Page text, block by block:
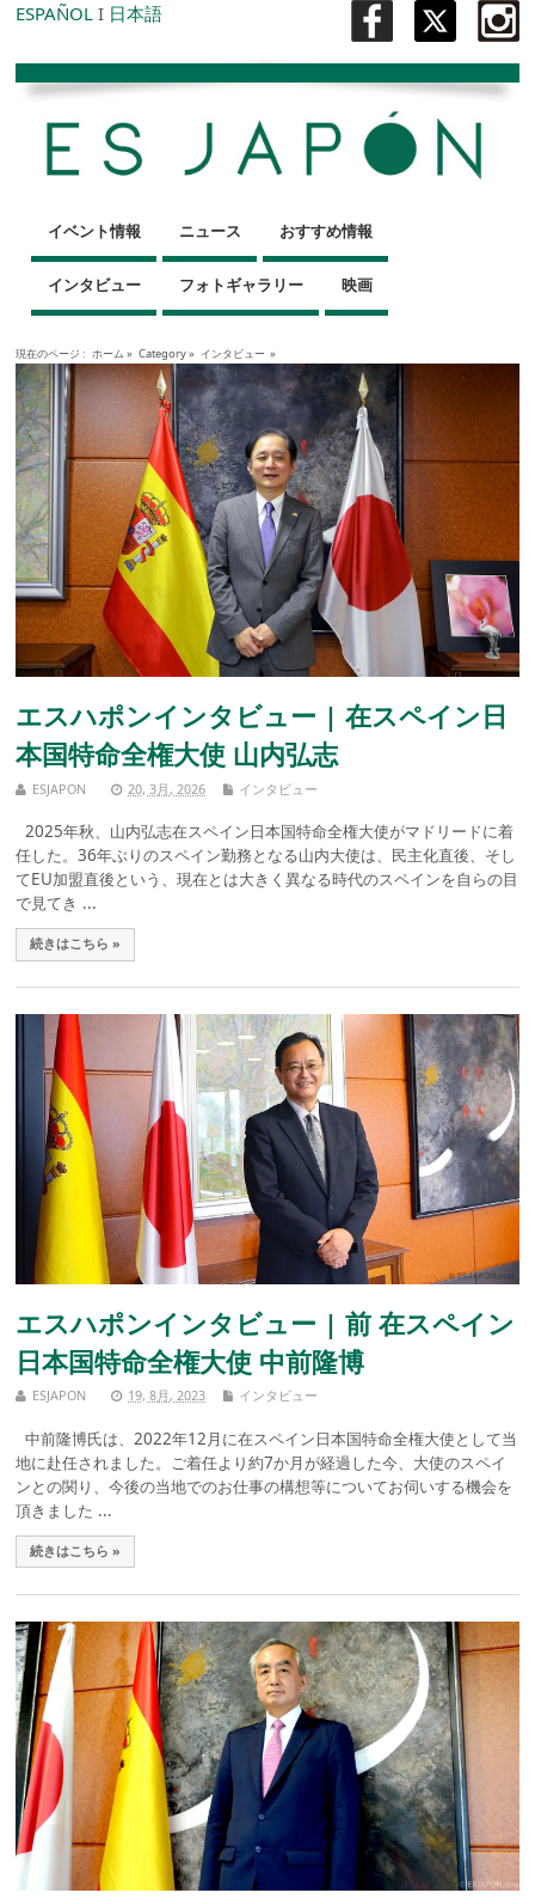
ESPAÑOL I 日本語
イベント情報 ニュース おすすめ情報
インタビュー フォトギャラリー 映画
現在のページ : ホーム » Category » インタビュー»
エスハポンインタビュー | 在スペイン日
本国特命全権大使 山内弘志
ESJAPON 20, 3月, 2026 インタビュー
2025年秋、山内弘志在スペイン日本国特命全権大使がマドリードに着
任した。36年ぶりのスペイン勤務となる山内大使は、民主化直後、そし
てEU加盟直後という、現在とは大きく異なる時代のスペインを自らの目
で見てき ...
続きはこちら »
エスハポンインタビュー | 前 在スペイン
日本国特命全権大使 中前隆博
ESJAPON 19, 8月, 2023 インタビュー
中前隆博氏は、2022年12月に在スペイン日本国特命全権大使として当
地に赴任されました。ご着任より約7か月が経過した今、大使のスペイ
ンとの関り、今後の当地でのお仕事の構想等についてお伺いする機会を
頂きました ...
続きはこちら »